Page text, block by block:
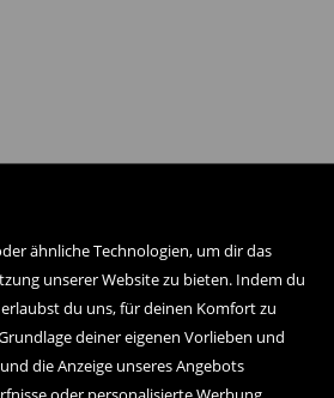
ähnliche Technologien, um dir das
unserer Website zu bieten. Indem du
du uns, für deinen Komfort zu
deiner eigenen Vorlieben und
die Anzeige unseres Angebots